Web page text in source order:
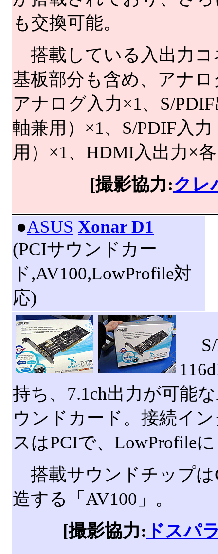
も交換可能。
搭載している入出力コ
基板部分も含め、アナ
アナログ入力×1、S/
軸兼用）×1、S/PDIF入
用）×1、HDMI入出力×
[撮影協力:クレ
●ASUS Xonar D1
(PCIサウンドカー
ド,AV100,LowProfile対
応)
S/
持ち、7.1ch出力が可能
ウンドカード。接続イ
スはPCIで、LowProfile
搭載サウンドチップは
造する「AV100」。
[撮影協力: ドスパ